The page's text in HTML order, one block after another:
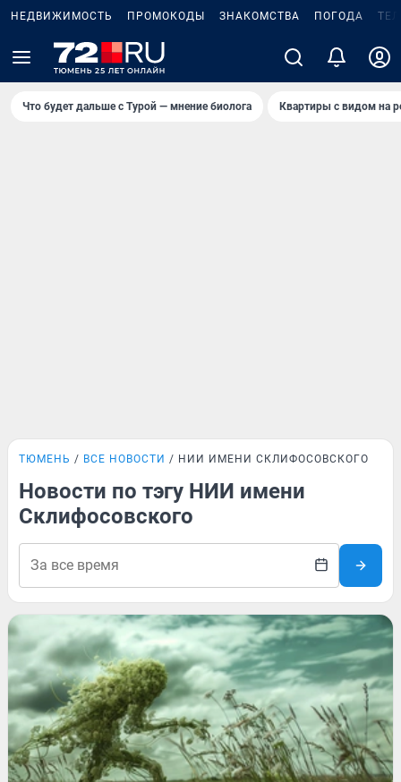
НЕДВИЖИМОСТЬ ПРОМОКОДЫ ЗНАКОМСТВА ПОГОДА
Что будет дальше с Турой — мнение биолога Квартиры с видом на
ТЮМЕНЬ ВСЕ НОВОСТИ НИИ ИМЕНИ СКЛИФОСОВСКОГО
Новости по тэгу НИИ имени
Склифосовского